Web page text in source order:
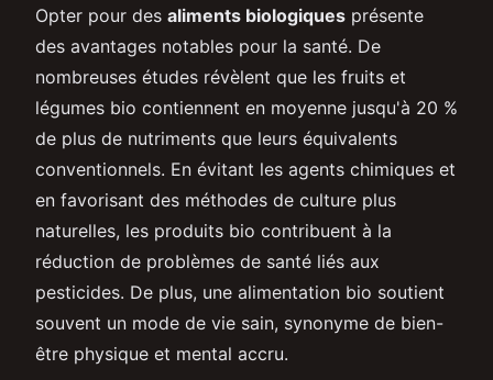
Opter pour des aliments biologiques présente
des avantages notables pour la santé. De
nombreuses études révèlent que les fruits et
légumes bio contiennent en moyenne jusqu'à 20 %
de plus de nutriments que leurs équivalents
conventionnels. En évitant les agents chimiques et
en favorisant des méthodes de culture plus
naturelles, les produits bio contribuent à la
réduction de problèmes de santé liés aux
pesticides. De plus, une alimentation bio soutient
souvent un mode de vie sain, synonyme de bien-
être physique et mental accru.